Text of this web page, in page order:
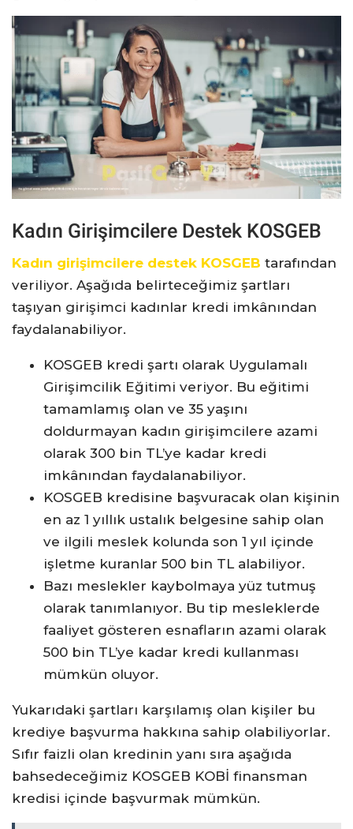
Kadın Girişimcilere Destek KOSGEB
Kadın girişimcilere destek KOSGEB tarafından
veriliyor. Aşağıda belirteceğimiz şartları
taşıyan girişimci kadınlar kredi imkânından
faydalanabiliyor.
KOSGEB kredi şartı olarak Uygulamalı
Girişimcilik Eğitimi veriyor. Bu eğitimi
tamamlamış olan ve 35 yaşını
doldurmayan kadın girişimcilere azami
olarak 300 bin TL’ye kadar kredi
imkânından faydalanabiliyor.
KOSGEB kredisine başvuracak olan kişinin
en az 1 yıllık ustalık belgesine sahip olan
ve ilgili meslek kolunda son 1 yıl içinde
işletme kuranlar 500 bin TL alabiliyor.
Bazı meslekler kaybolmaya yüz tutmuş
olarak tanımlanıyor. Bu tip mesleklerde
faaliyet gösteren esnafların azami olarak
500 bin TL’ye kadar kredi kullanması
mümkün oluyor.
Yukarıdaki şartları karşılamış olan kişiler bu
krediye başvurma hakkına sahip olabiliyorlar.
Sıfır faizli olan kredinin yanı sıra aşağıda
bahsedeceğimiz KOSGEB KOBİ finansman
kredisi içinde başvurmak mümkün.